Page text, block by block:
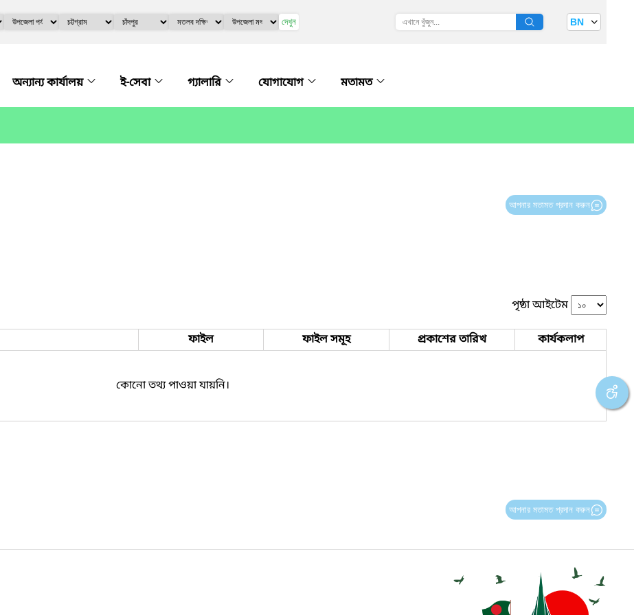
দেখুন BN
অন্যান্য কার্যালয় ই-সেবা গ্যালারি যোগাযোগ মতামত
আপনার মতামত প্রদান করুন
পৃষ্ঠা আইটেম
ফাইল ফাইল সমূহ প্রকাশের তারিখ কার্যকলাপ
কোনো তথ্য পাওয়া যায়নি।
আপনার মতামত প্রদান করুন